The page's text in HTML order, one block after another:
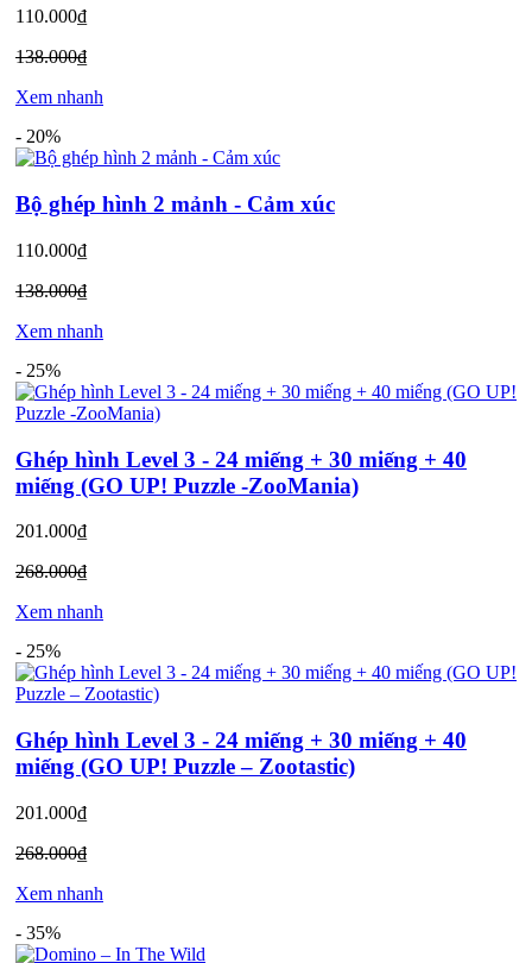
110.000₫
138.000₫
Xem nhanh
- 20%
Bộ ghép hình 2 mảnh - Cảm xúc
110.000₫
138.000₫
Xem nhanh
- 25%
Ghép hình Level 3 - 24 miếng + 30 miếng + 40
miếng (GO UP! Puzzle -ZooMania)
201.000₫
268.000₫
Xem nhanh
- 25%
Ghép hình Level 3 - 24 miếng + 30 miếng + 40
miếng (GO UP! Puzzle – Zootastic)
201.000₫
268.000₫
Xem nhanh
- 35%